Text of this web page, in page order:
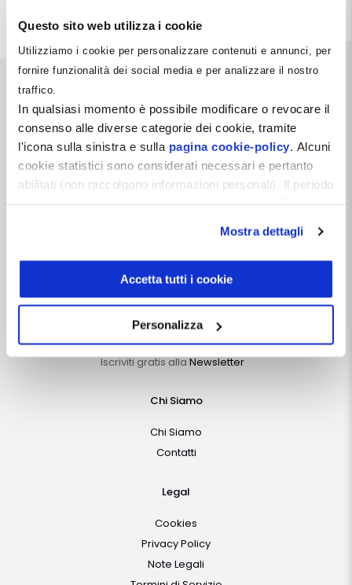
Questo sito web utilizza i cookie
Utilizziamo i cookie per personalizzare contenuti e annunci, per
fornire funzionalità dei social media e per analizzare il nostro
traffico.
In qualsiasi momento è possibile modificare o revocare il
consenso alle diverse categorie dei cookie, tramite
l'icona sulla sinistra e sulla pagina cookie-policy. Alcuni
cookie statistici sono considerati necessari e pertanto
abilitati (non raccolgono informazioni personali). Il periodo
indirizzo:dentistamanager.it/contatti-dentista-
Chiudendo questo banner tramite apposita X in alto a
Mostra dettagli
Accetta tutti i cookie
Personalizza
Dentista Manager S.r.l.
Via Dante, 2
Follow Us
Vuoi rimanere aggiornato?
Iscriviti gratis alla Newsletter
Chi Siamo
Chi Siamo
Contatti
Legal
Cookies
Privacy Policy
Note Legali